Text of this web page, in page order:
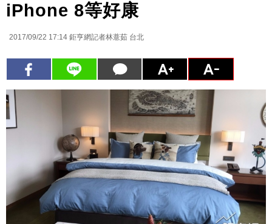
iPhone 8等好康
2017/09/22 17:14 鉅亨網記者林薏茹 台北